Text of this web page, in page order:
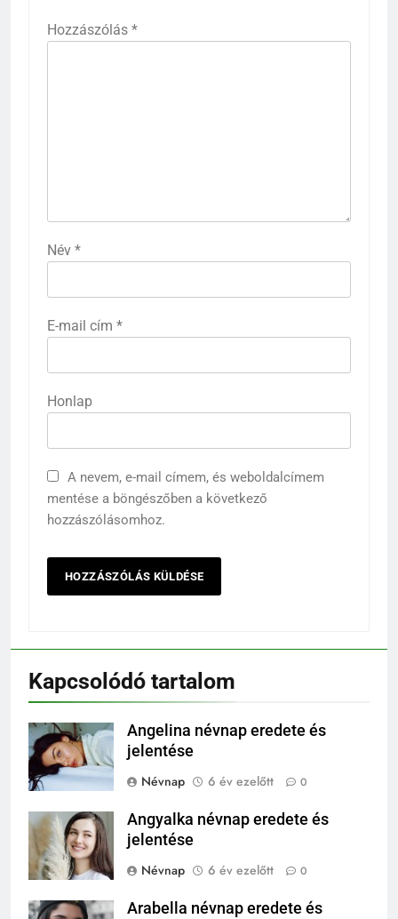
Hozzászólás *
Név *
E-mail cím *
Honlap
A nevem, e-mail címem, és weboldalcímem
mentése a böngészőben a következő
hozzászólásomhoz.
Kapcsolódó tartalom
Angelina névnap eredete és
jelentése
Névnap
6 év ezelőtt 0
Angyalka névnap eredete és
jelentése
Névnap
6 év ezelőtt 0
Arabella névnap eredete és